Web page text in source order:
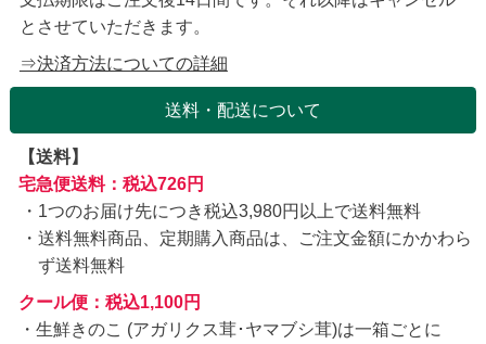
とさせていただきます。
⇒決済方法についての詳細
送料・配送について
【送料】
宅急便送料：税込726円
1つのお届け先につき税込3,980円以上で送料無料
送料無料商品、定期購入商品は、ご注文金額にかかわら
ず送料無料
クール便：税込1,100円
・生鮮きのこ (アガリクス茸･ヤマブシ茸)は一箱ごとに